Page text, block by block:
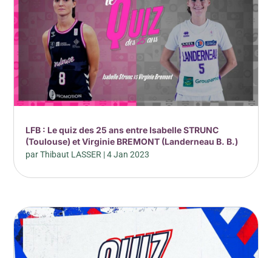
LFB : Le quiz des 25 ans entre Isabelle STRUNC
(Toulouse) et Virginie BREMONT (Landerneau B. B.)
parThibaut LASSER |4 Jan 2023